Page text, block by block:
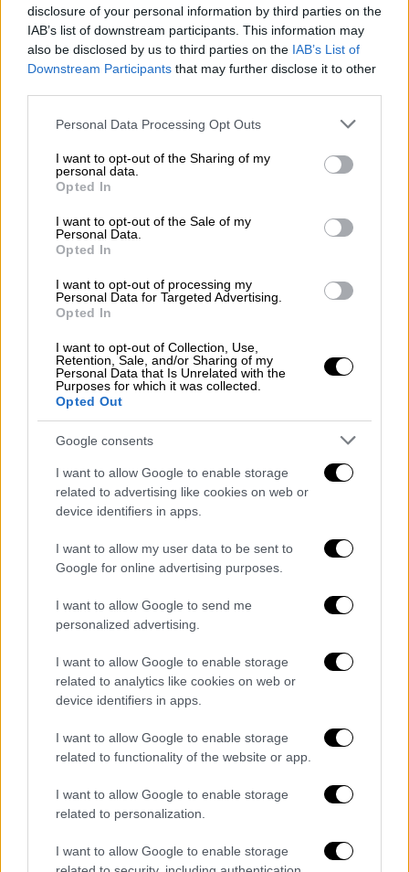
disclosure of your personal information by third parties on the
IAB’s list of downstream participants. This information may
also be disclosed by us to third parties on the IAB’s List of
Downstream Participants that may further disclose it to other
Please note that this website/app uses one or more Google
not limited to your visit or usage behaviour. You may click to
grant or deny consent to Google and its third-party tags to
use your data for below specified purposes in below Google
consent section.
Personal Data Processing Opt Outs
I want to opt-out of the Sharing of my
personal data.
Opted In
I want to opt-out of the Sale of my
Personal Data.
Opted In
I want to opt-out of processing my
Personal Data for Targeted Advertising.
Opted In
I want to opt-out of Collection, Use,
Retention, Sale, and/or Sharing of my
Personal Data that Is Unrelated with the
Purposes for which it was collected.
Opted Out
Google consents
I want to allow Google to enable storage
related to advertising like cookies on web or
device identifiers in apps.
I want to allow my user data to be sent to
Google for online advertising purposes.
I want to allow Google to send me
personalized advertising.
I want to allow Google to enable storage
related to analytics like cookies on web or
device identifiers in apps.
I want to allow Google to enable storage
related to functionality of the website or app.
I want to allow Google to enable storage
related to personalization.
I want to allow Google to enable storage
Ελλάδα|24.05.2024 11:39
Αποτροπιασμός στο Ηράκλειο:
Ξυλοκόπησαν 29χρονη οδηγό επειδή
ξέχασε να βάλει χειρόφρενο
Σύμφωνα με την
υπό άγνωστες
συνθήκες το τουριστικό
βαν τυλίχθηκε στις φλόγες επί της οδού
Καραϊσκάκη, κοντά στη συμβολή με τη
Στο σημείο έσπευσαν αστυνομικοί και
επιβάτες του λεωφορείου απομακρύνθηκαν
χωρίς να κινδυνεύσουν. Το όχημα
καταστράφηκε ολοσχερώς από τη φωτιά,
ενώ στην περιοχή είχε προκληθεί μεγάλο
μποτιλιάρισμα. Η κίνηση αποκαταστάθηκε
λίγο μετά τις 11.00, σύμφωνα με το
Orange
Press Agency.
Τα σχολιά σας δημοσιεύονται άμεσα με δική σας ευθύνη. Το
ΕΘΝΟΣ θα παρεμβαίνει και τα προσβλητικά σχόλια θα